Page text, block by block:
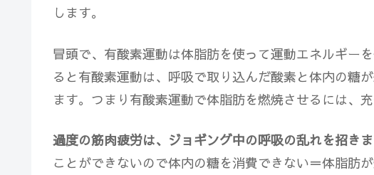
します。
冒頭で、有酸素運動は体脂肪を使って運動エネルギー
ると有酸素運動は、呼吸で取り込んだ酸素と体内の糖
ます。つまり 有酸素運動で体脂肪を燃焼させるには、
過度の筋肉疲労は、ジョギング中の呼吸の乱れを招き
ことができないので体内の糖を消費できない＝体脂肪